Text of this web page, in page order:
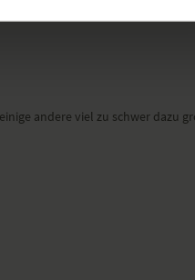
andere viel zu schwer dazu